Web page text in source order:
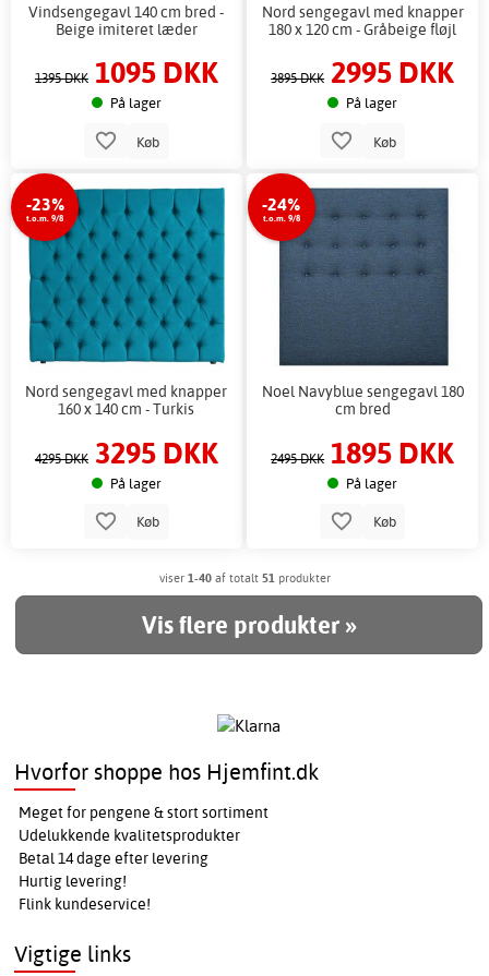
Vindsengegavl 140 cm bred -
Beige imiteret læder
1395 DKK 1095 DKK
På lager
Køb
Nord sengegavl med knapper
180 x 120 cm - Gråbeige fløjl
3895 DKK 2995 DKK
På lager
Køb
-23%
t.o.m. 9/8
Nord sengegavl med knapper
160 x 140 cm - Turkis
4295 DKK 3295 DKK
På lager
Køb
-24%
t.o.m. 9/8
Noel Navyblue sengegavl 180
cm bred
2495 DKK 1895 DKK
På lager
Køb
viser 1-40af totalt 51produkter
Vis flere produkter »
Hvorfor shoppe hos Hjemfint.dk
Meget for pengene & stort sortiment
Udelukkende kvalitetsprodukter
Betal 14 dage efter levering
Hurtig levering!
Flink kundeservice!
Vigtige links